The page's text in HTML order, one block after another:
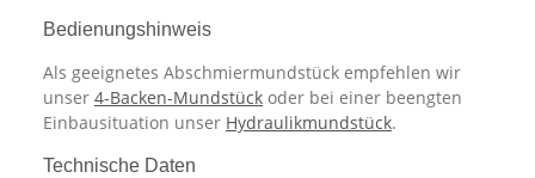
Bedienungshinweis
Als geeignetes Abschmiermundstück empfehlen wir
unser 4-Backen-Mundstück oder bei einer beengten
Einbausituation unser Hydraulikmundstück.
Technische Daten